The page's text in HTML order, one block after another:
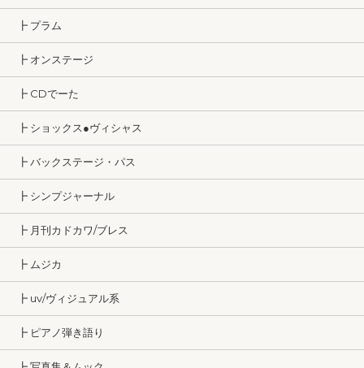
┣ プラム
┣ オンステージ
┣ CDでーた
┣ ショックス●ヴィシャス
┣ バックステージ・パス
┣ シンプジャーナル
┣ 月刊カドカワ/ブレス
┣ ムジカ
┣ uv/ヴィジュアル系
┣ ピアノ弾き語り